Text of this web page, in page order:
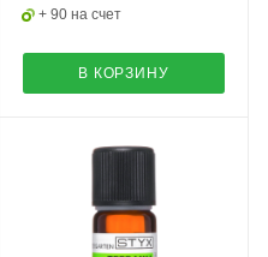
+ 90 на счет
В КОРЗИНУ